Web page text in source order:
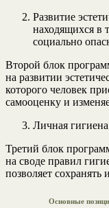
Развитие
находящихся в
социально
Второй блок
на развитии
которого человек
самооценку и
Личная гигиена
Третий блок
на своде правил
позволяет сохранять
Основные